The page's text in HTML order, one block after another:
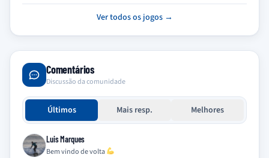
Ver todos os jogos →
Comentários
Discussão da comunidade
Últimos Mais resp. Melhores
Luis Marques
Bem vindo de volta